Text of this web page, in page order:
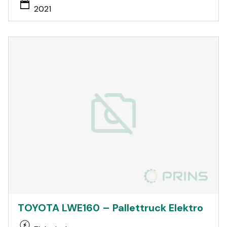
2021
TOYOTA LWE160 – Pallettruck Elektro